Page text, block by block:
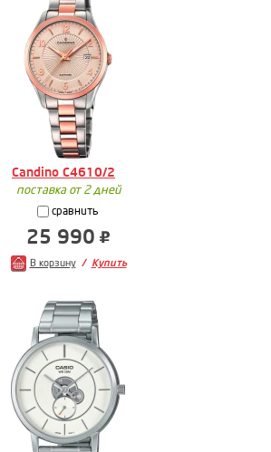
Candino C4610/2
поставка от 2 дней
сравнить
25 990
В корзину Купить